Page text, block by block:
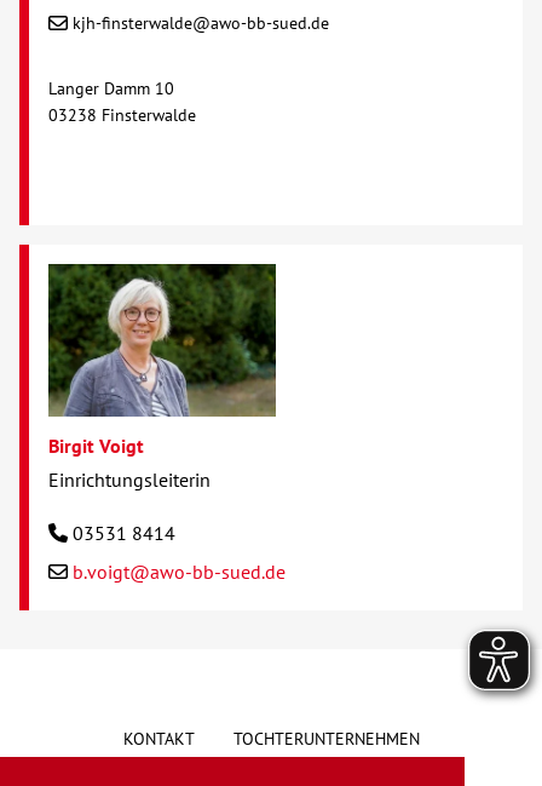
kjh-finsterwalde@awo-bb-sued.de
Langer Damm 10
03238 Finsterwalde
Birgit Voigt
Einrichtungsleiterin
03531 8414
b.voigt@awo-bb-sued.de
KONTAKT TOCHTERUNTERNEHMEN